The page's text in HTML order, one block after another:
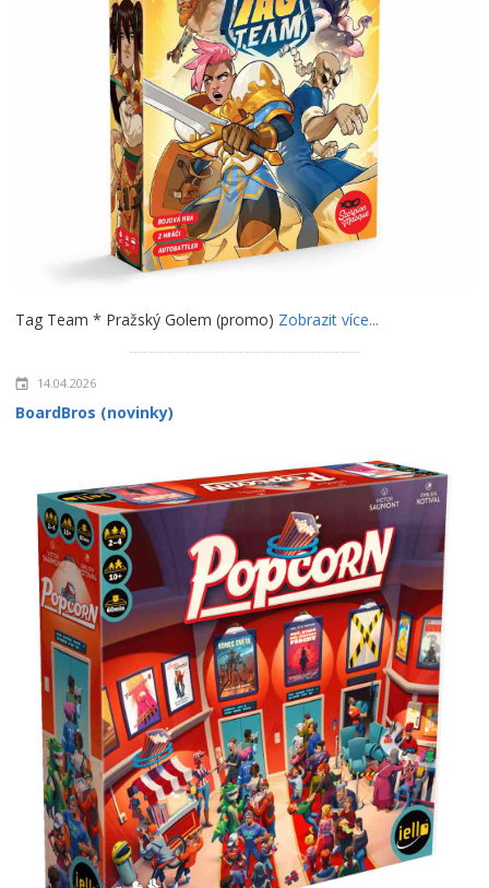
Tag Team * Pražský Golem (promo) Zobrazit více...
14.04.2026
BoardBros (novinky)